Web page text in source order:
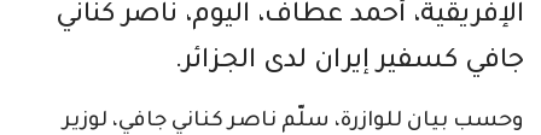
الإفريقية، أحمد عطاف، اليوم، ناصر كناني
جافي كسفير إيران لدى الجزائر.
وحسب بيان للوازرة، سلّم ناصر كناني جافي، لوزير